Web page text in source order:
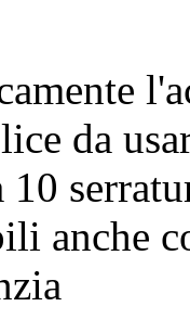
da
10
anche